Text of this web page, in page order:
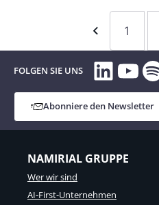
1
FOLGEN SIE UNS
Abonniere den Newsletter
NAMIRIAL GRUPPE
Wer wir sind
AI-First-Unternehmen